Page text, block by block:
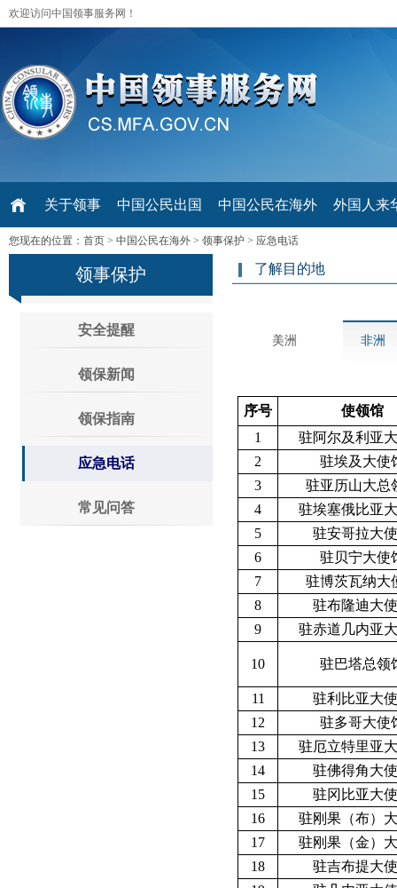
欢迎访问中国领事服务网！
关于领事 中国公民出国 中国公民在海外 外国人来
您现在的位置： 首页 > 中国公民在海外 > 领事保护 > 应急电话
领事保护
安全提醒
领保新闻
领保指南
应急电话
常见问答
了解目的地
美洲 非洲
序号
使领馆
1
驻阿尔及利亚
2
驻埃及 大使
3
驻亚历山大总
4
驻埃塞俄比亚
5
驻安哥拉大
6
驻贝宁大使
7
驻博茨瓦纳大
8
驻布隆迪大
9
驻赤道几内亚
10 驻巴塔总领
11 驻利比亚大
12
驻多哥大使
13
驻厄立特里亚
14
驻佛得角大
15
驻冈比亚大
16
驻刚果（布）
17
驻刚果（金）
18
驻吉布提大